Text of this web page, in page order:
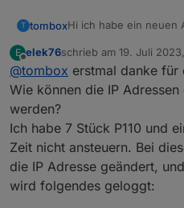
T tomboxHi ich habe ein neuen Adapter für
Der Adapter loggt sich
Geräte mit IP zu finden
Wenn das Gerät nicht
Dann versucht er sich
Password auf die
Aktuelle Werte:
Password
Minimum Node v14
bekommt man exit
Zum Installieren:
https://github.com/
Für die aktuelle Version
Repo auswählen:
E
Offline
elek76schrieb am 19. Juli
zuletzt editiert von
@tombox erstmal danke für
Wie können die IP
werden?
Ich habe 7 Stück P110 und
Zeit nicht ansteuern. Bei
die IP Adresse geändert,
wird folgendes geloggt: